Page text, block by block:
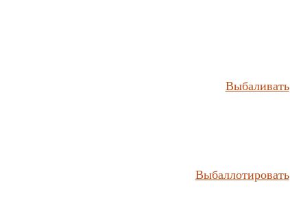
Выбаливать
Выбаллотировать